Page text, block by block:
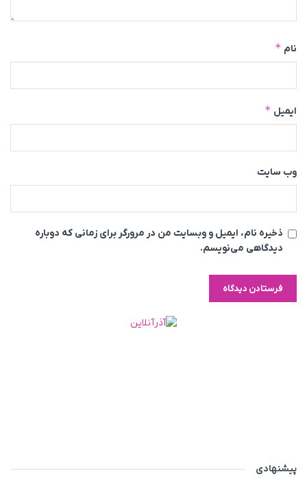
نام *
ایمیل *
وب‌ سایت
ذخیره نام، ایمیل و وبسایت من در مرورگر برای زمانی که دوباره
دیدگاهی می‌نویسم.
پیشنهادی